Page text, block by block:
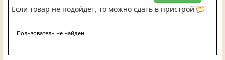
Если товар не подойдет, то можно сдать в пристрой
Пользователь не найден